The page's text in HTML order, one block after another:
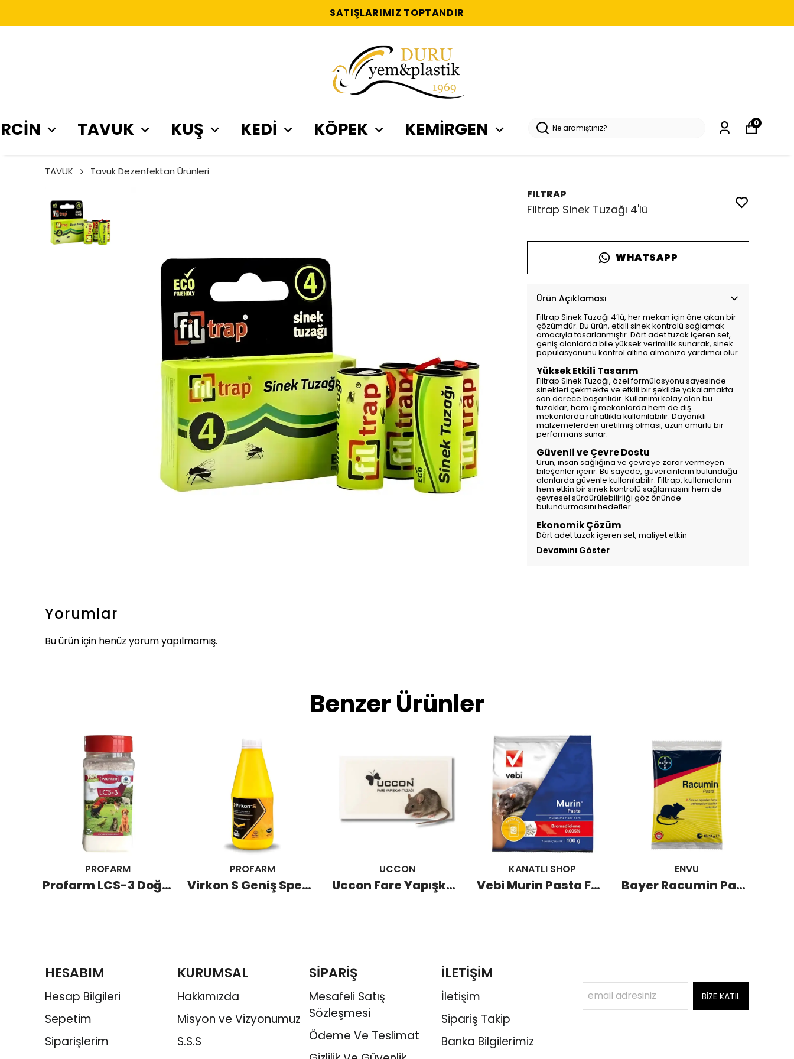
SATIŞLARIMIZ TOPTANDIR
TAVUK KUŞ KEDİ KÖPEK KEMİRGEN 0
TAVUK Tavuk Dezenfektan Ürünleri
FILTRAP
Filtrap Sinek Tuzağı 4'lü
WHATSAPP
Ürün Açıklaması
Filtrap Sinek Tuzağı 4’lü, her mekan için öne çıkan bir
çözümdür. Bu ürün, etkili sinek kontrolü sağlamak
amacıyla tasarlanmıştır. Dört adet tuzak içeren set,
geniş alanlarda bile yüksek verimlilik sunarak, sinek
popülasyonunu kontrol altına almanıza yardımcı olur.
Yüksek Etkili Tasarım
Filtrap Sinek Tuzağı, özel formülasyonu sayesinde
sinekleri çekmekte ve etkili bir şekilde yakalamakta
son derece başarılıdır. Kullanımı kolay olan bu
tuzaklar, hem iç mekanlarda hem de dış
mekanlarda rahatlıkla kullanılabilir. Dayanıklı
malzemelerden üretilmiş olması, uzun ömürlü bir
performans sunar.
Güvenli ve Çevre Dostu
Ürün, insan sağlığına ve çevreye zarar vermeyen
bileşenler içerir. Bu sayede, güvercinlerin bulunduğu
alanlarda güvenle kullanılabilir. Filtrap, kullanıcıların
hem etkin bir sinek kontrolü sağlamasını hem de
çevresel sürdürülebilirliği göz önünde
bulundurmasını hedefler.
Ekonomik Çözüm
Dört adet tuzak içeren set, maliyet etkin
Devamını Göster
Yorumlar
Bu ürün için henüz yorum yapılmamış.
Benzer Ürünler
PROFARM
Profarm LCS-3 Doğal Pire, Kene ve Haşere Temizleme Tozu 120 GR
PROFARM
Virkon S Geniş Spektrumlu Dezenfektan 1 KG
UCCON
Uccon Fare Yapışkan Tuzağı 10'lu
KANATLI SHOP
Vebi Murin Pasta Fare Zehri 100 GR
ENVU
Bayer Racumin Pasta Fare Zehiri 100 GR
HESABIM
Hesap Bilgileri
Sepetim
Siparişlerim
KURUMSAL
Hakkımızda
Misyon ve Vizyonumuz
S.S.S
SİPARİŞ
Mesafeli Satış
Sözleşmesi
Ödeme Ve Teslimat
İLETİŞİM
İletişim
Sipariş Takip
Banka Bilgilerimiz
BİZE KATIL